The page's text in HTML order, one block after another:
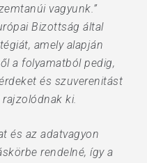
vagyunk.”
Bizottság által
amely alapján
a folyamatból pedig,
és szuverenitást
ki.
és az adatvagyon
rendelné, így a